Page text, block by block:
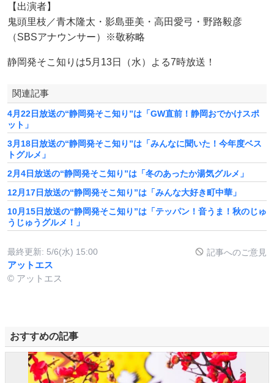
【出演者】
鬼頭里枝／青木隆太・影島亜美・高田愛弓・野路毅彦
（SBSアナウンサー）※敬称略
静岡発そこ知りは5月13日（水）よる7時放送！
関連記事
4月22日放送の“静岡発そこ知り”は「GW直前！静岡おでかけスポ
ット」
3月18日放送の“静岡発そこ知り”は「みんなに聞いた！今年度ベス
トグルメ」
2月4日放送の“静岡発そこ知り”は「冬のあったか湯気グルメ」
12月17日放送の“静岡発そこ知り”は「みんな大好き町中華」
10月15日放送の“静岡発そこ知り”は「テッパン！音うま！秋のじゅ
うじゅうグルメ！」
最終更新: 5/6(水) 15:00 記事へのご意見
アットエス
© アットエス
おすすめの記事